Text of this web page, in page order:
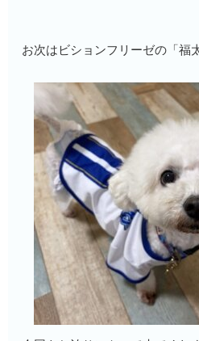
お次はビションフリーゼの「福